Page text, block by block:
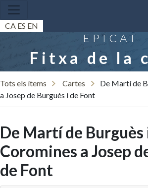
CA ES EN
EPICAT
Fitxa de la
Tots els ítems Cartes
De Martí de
a Josep de Burguès i de Font
De Martí de Burguès
Coromines a Josep
de Font